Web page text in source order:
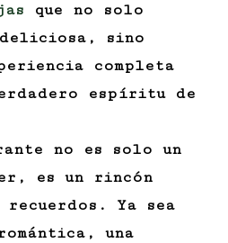
que no solo
sino
completa
espíritu de
no es solo un
es un rincón
recuerdos. Ya sea
una